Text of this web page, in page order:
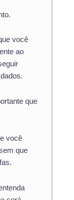
você
ao
que
você
que